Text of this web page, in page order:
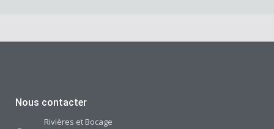
Nous contacter
Rivières et Bocage